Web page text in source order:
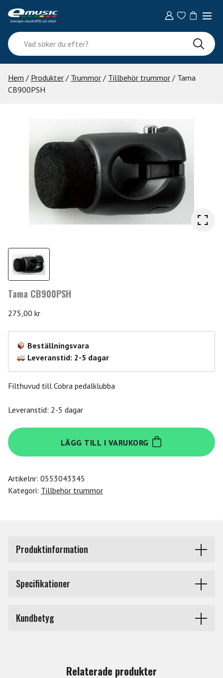
content
Vad
söker
du
efter?
Hem / Produkter / Trummor / Tillbehör trummor / Tama
CB900PSH
Tama CB900PSH
275,00 kr
Beställningsvara
Leveranstid: 2-5 dagar
Filthuvud till Cobra pedalklubba
Leveranstid: 2-5 dagar
Tama
CB900PSH
mängd
LÄGG TILL I VARUKORG
Artikelnr: 0553043345
Kategori: Tillbehör trummor
Produktinformation
Specifikationer
Kundbetyg
Relaterade produkter